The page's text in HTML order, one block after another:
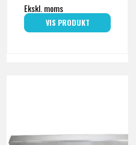
Ekskl. moms
VIS PRODUKT